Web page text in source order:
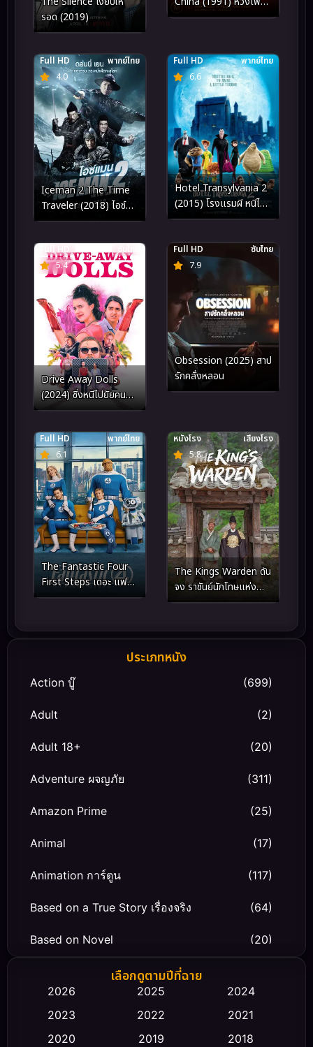
รอด (2019)
หง หมัดบินทะลุเหล็ก
4.0
Full HD พากย์ไทย
Iceman 2 The Time
Traveler (2018) ไอซ์
แมน 2
6.6
Full HD พากย์ไทย
Hotel Transylvania 2
(2015) โรงแรมผี หนีไป
พักร้อน ภาค 2
5.4
Full HD ซับไทย
Drive Away Dolls
(2024) ซิ่งหนีไปยัยคน
สวย
7.9
Full HD ซับไทย
Obsession (2025) สาป
รักคลั่งหลอน
6.1
Full HD พากย์ไทย
The Fantastic Four
First Steps เดอะ แฟน
แทสติก 4 จุดเริ่มต้นปฐม
5.8
หนังโรง เสียงโรง
The Kings Warden ดัน
จง ราชันย์นักโทษแห่ง
ชองนยองโพ (2026)
ประเภทหนัง
Action บู๊ (699)
Adult (2)
Adult 18+ (20)
Adventure ผจญภัย (311)
Amazon Prime (25)
Animal (17)
Animation การ์ตูน (117)
Based on a True Story เรื่องจริง (64)
Based on Novel (20)
Biography ชีวิตจริง
Classic หนังคลาสสิก (23)
เลือกดูตามปีที่ฉาย
2026 2025
2024
2023
2022
2021
2020
2019
2018